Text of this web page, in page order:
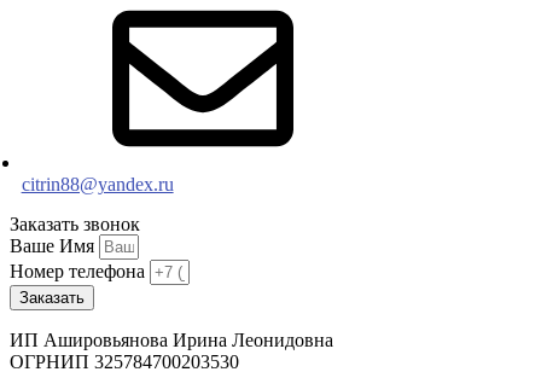
citrin88@yandex.ru
Заказать звонок
Ваше Имя
Номер телефона
Заказать
ИП Ашировьянова Ирина Леонидовна
ОГРНИП 325784700203530